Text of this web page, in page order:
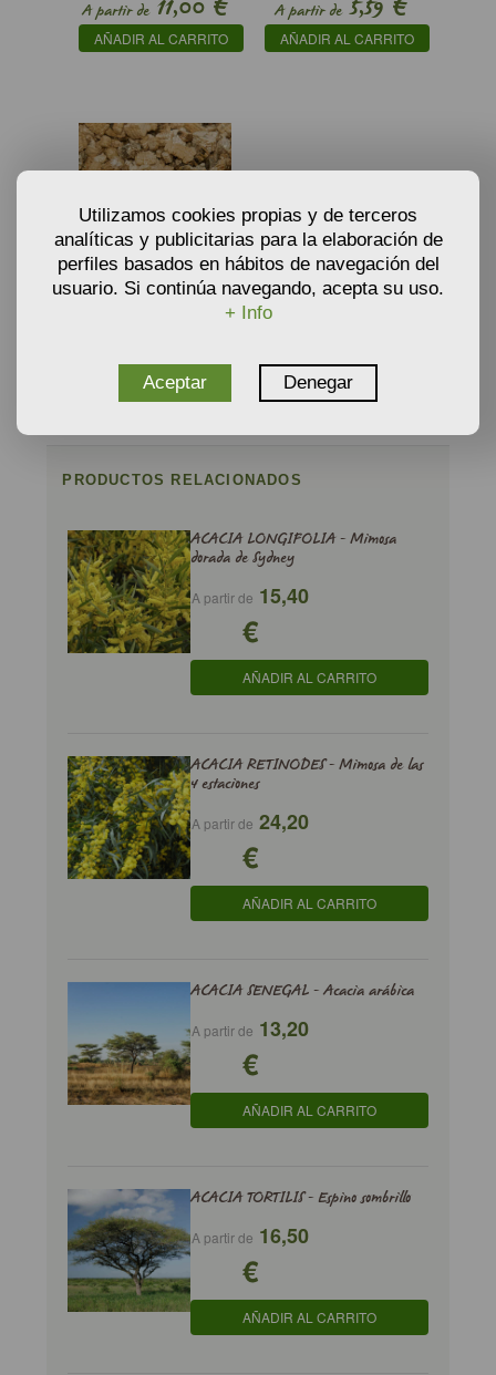
A partir de11,00 €
AÑADIR AL CARRITO
A partir de5,59 €
AÑADIR AL CARRITO
VERMICULITA SUSTRATO
AÑADIR AL CARRITO
PRODUCTOS RELACIONADOS
ACACIA LONGIFOLIA - Mimosa
dorada de Sydney
A partir de 15,40
€
AÑADIR AL CARRITO
ACACIA RETINODES - Mimosa de las
4 estaciones
A partir de 24,20
€
AÑADIR AL CARRITO
ACACIA SENEGAL - Acacia arábica
A partir de 13,20
€
AÑADIR AL CARRITO
ACACIA TORTILIS - Espino sombrillo
A partir de 16,50
€
AÑADIR AL CARRITO
Utilizamos cookies propias y de terceros
analíticas y publicitarias para la elaboración de
perfiles basados en hábitos de navegación del
usuario. Si continúa navegando, acepta su uso.
+ Info
Aceptar Denegar